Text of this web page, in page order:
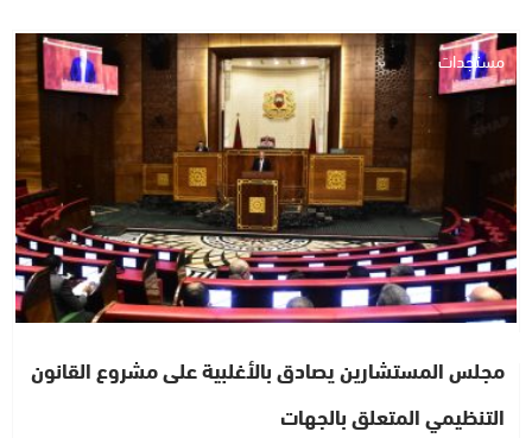
مستجدات
مجلس المستشارين يصادق بالأغلبية على مشروع القانون
التنظيمي المتعلق بالجهات